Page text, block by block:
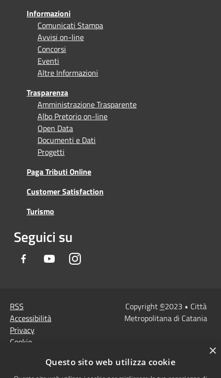
Informazioni
Comunicati Stampa
Avvisi on-line
Concorsi
Eventi
Altre Informazioni
Trasparenza
Amministrazione Trasparente
Albo Pretorio on-line
Open Data
Documenti e Dati
Progetti
Paga Tributi Online
Customer Satisfaction
Turismo
Seguici su
Facebook YoutubeInstagram
RSS
Accessibilità
Privacy
Cookie
Note Legali
Copyright ©2023 • Città
Metropolitana di Catania
×
Questo sito web utilizza cookie